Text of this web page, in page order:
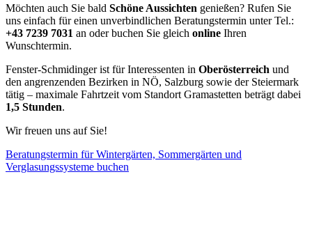
Möchten auch Sie bald Schöne Aussichten genießen? Rufen Sie
uns einfach für einen unverbindlichen Beratungstermin unter Tel.:
+43 7239 7031 an oder buchen Sie gleich online Ihren
Wunschtermin.
Fenster-Schmidinger ist für Interessenten in Oberösterreich und
den angrenzenden Bezirken in NÖ, Salzburg sowie der Steiermark
tätig – maximale Fahrtzeit vom Standort Gramastetten beträgt dabei
1,5 Stunden.
Wir freuen uns auf Sie!
Beratungstermin für Wintergärten, Sommergärten und
Verglasungssysteme buchen